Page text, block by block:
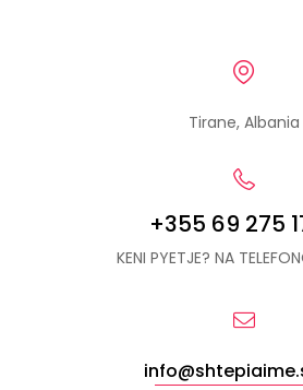
Tirane, Albania
+355 69 275
KENI PYETJE? NA